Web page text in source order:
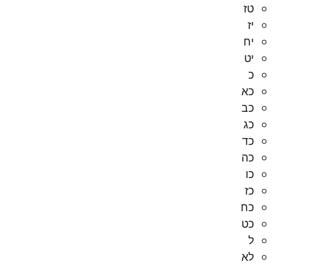
טז
יז
יח
יט
כ
כא
כב
כג
כד
כה
כו
כז
כח
כט
ל
לא